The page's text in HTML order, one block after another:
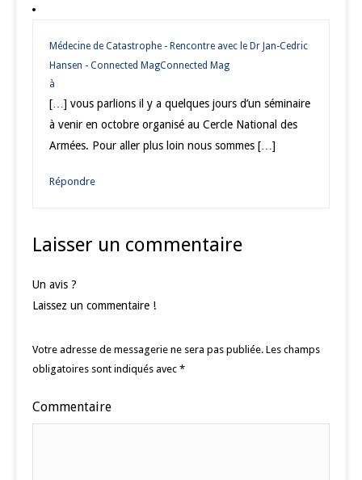
Médecine de Catastrophe - Rencontre avec le Dr Jan-Cedric
Hansen - Connected MagConnected Mag
à
[…] vous parlions il y a quelques jours d’un séminaire
à venir en octobre organisé au Cercle National des
Armées. Pour aller plus loin nous sommes […]
Répondre
Laisser un commentaire
Un avis ?
Laissez un commentaire !
Votre adresse de messagerie ne sera pas publiée. Les champs
obligatoires sont indiqués avec *
Commentaire